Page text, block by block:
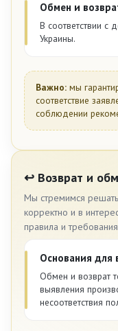
Обмен и
В соответствии с
Украины.
Важно: мы
соответствие
соблюдении
↩️ Возврат и
Мы стремимся
корректно и в
правила и
Основания для
Обмен и возврат
выявления
несоответствия